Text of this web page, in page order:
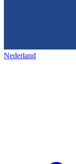
Nederland